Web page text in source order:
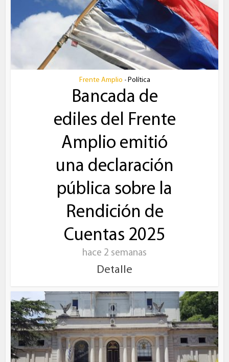
Frente Amplio • Política
Bancada de
ediles del Frente
Amplio emitió
una declaración
pública sobre la
Rendición de
Cuentas 2025
hace 2 semanas
Detalle